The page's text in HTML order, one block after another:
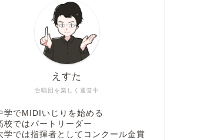
合唱団を楽しく運営中
えすた
学でMIDIいじりを始める
校ではパートリーダー
学では指揮者としてコンクール金賞